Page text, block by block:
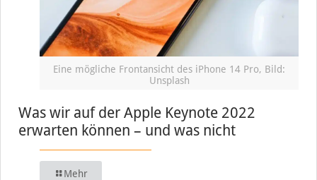
Eine mögliche Frontansicht des iPhone 14 Pro, Bild:
Unsplash
Was wir auf der Apple Keynote 2022
erwarten können – und was nicht
Mehr